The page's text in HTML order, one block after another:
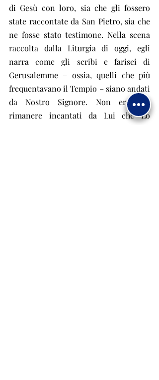
di Gesù con loro, sia che gli fossero
state raccontate da San Pietro, sia che
ne fosse stato testimone. Nella scena
raccolta dalla Liturgia di oggi, egli
narra come gli scribi e farisei di
Gerusalemme – ossia, quelli che più
frequentavano il Tempio – siano andati
da Nostro Signore. Non era per
rimanere incantati da Lui che Lo